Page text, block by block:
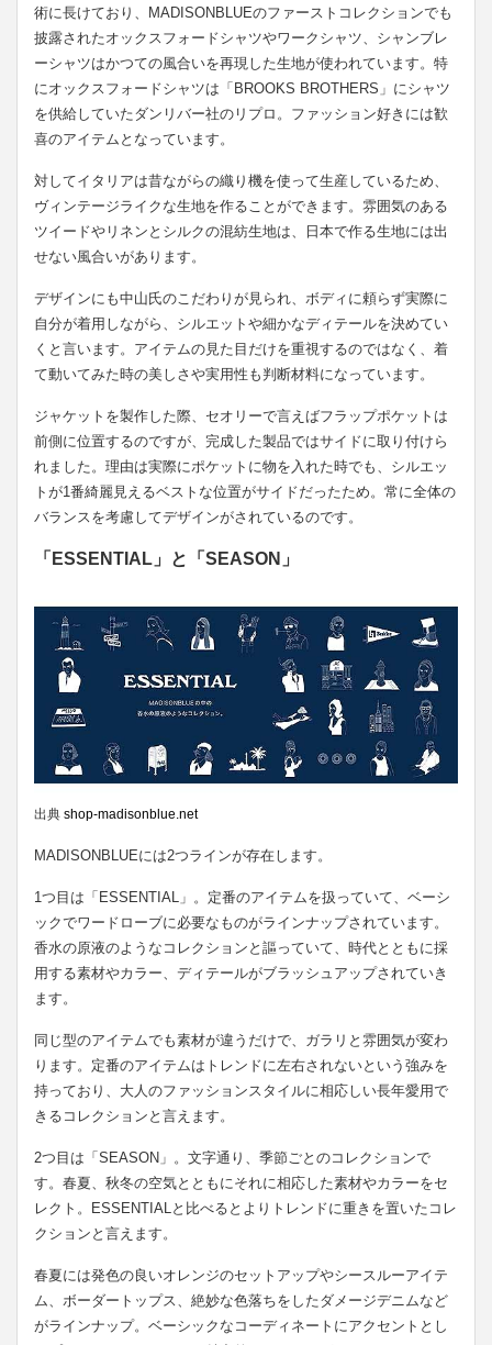
術に長けており、MADISONBLUEのファーストコレクションでも
披露されたオックスフォードシャツやワークシャツ、シャンブレ
ーシャツはかつての風合いを再現した生地が使われています。特
にオックスフォードシャツは「BROOKS BROTHERS」にシャツ
を供給していたダンリバー社のリプロ。ファッション好きには歓
喜のアイテムとなっています。
対してイタリアは昔ながらの織り機を使って生産しているため、
ヴィンテージライクな生地を作ることができます。雰囲気のある
ツイードやリネンとシルクの混紡生地は、日本で作る生地には出
せない風合いがあります。
デザインにも中山氏のこだわりが見られ、ボディに頼らず実際に
自分が着用しながら、シルエットや細かなディテールを決めてい
くと言います。アイテムの見た目だけを重視するのではなく、着
て動いてみた時の美しさや実用性も判断材料になっています。
ジャケットを製作した際、セオリーで言えばフラップポケットは
前側に位置するのですが、完成した製品ではサイドに取り付けら
れました。理由は実際にポケットに物を入れた時でも、シルエッ
トが1番綺麗見えるベストな位置がサイドだったため。常に全体の
バランスを考慮してデザインがされているのです。
「ESSENTIAL」と「SEASON」
出典 shop-madisonblue.net
MADISONBLUEには2つラインが存在します。
1つ目は「ESSENTIAL」。定番のアイテムを扱っていて、ベーシ
ックでワードローブに必要なものがラインナップされています。
香水の原液のようなコレクションと謳っていて、時代とともに採
用する素材やカラー、ディテールがブラッシュアップされていき
ます。
同じ型のアイテムでも素材が違うだけで、ガラリと雰囲気が変わ
ります。定番のアイテムはトレンドに左右されないという強みを
持っており、大人のファッションスタイルに相応しい長年愛用で
きるコレクションと言えます。
2つ目は「SEASON」。文字通り、季節ごとのコレクションで
す。春夏、秋冬の空気とともにそれに相応した素材やカラーをセ
レクト。ESSENTIALと比べるとよりトレンドに重きを置いたコレ
クションと言えます。
春夏には発色の良いオレンジのセットアップやシースルーアイテ
ム、ボーダートップス、絶妙な色落ちをしたダメージデニムなど
がラインナップ。ベーシックなコーディネートにアクセントとし